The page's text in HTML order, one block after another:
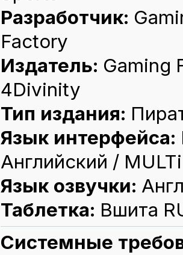
Разработчик:
Factory
Издатель: Gaming
4Divinity
Тип издания:
Язык интерфейса:
Английский /
Язык озвучки:
Таблетка: Вшита
Системные